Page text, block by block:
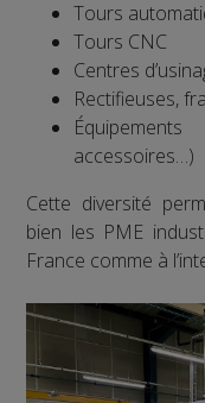
Tours
Tours CNC
Centres
Rectifieuses,
accessoires…)
Cette diversité
bien les PME
France comme à